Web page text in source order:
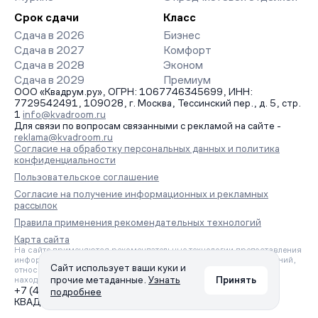
Срок сдачи
Сдача в 2026
Сдача в 2027
Сдача в 2028
Сдача в 2029
Класс
Бизнес
Комфорт
Эконом
Премиум
ООО «Квадрум.ру», ОГРН: 1067746345699, ИНН:
7729542491, 109028, г. Москва, Тессинский пер., д. 5, стр.
1 info@kvadroom.ru
Для связи по вопросам связанными с рекламой на сайте -
reklama@kvadroom.ru
Согласие на обработку персональных данных и политика
конфиденциальности
Пользовательское соглашение
Согласие на получение информационных и рекламных
рассылок
Правила применения рекомендательных технологий
Карта сайта
На сайте применяются рекомендательные технологии предоставления
информации на основе сбора, систематизации и анализа сведений,
относящихся к предпочтениям пользователей сети «Интернет»,
находящихся на территории Российской Федерации.
+7 (495) 157-88-80
КВАДРУМ © 2006 – 2026. Все права защищены.
Сайт использует ваши куки и
прочие метаданные. Узнать
подробнее
Принять